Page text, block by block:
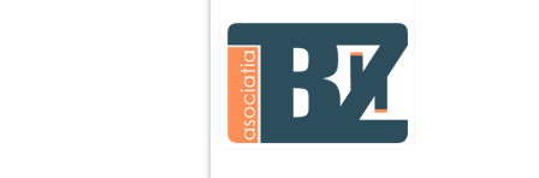
agresiva, orice
greseala era taxata cu
o palma sau pedepse.
De 4 ani am o relatie
serioasa cu un barbat